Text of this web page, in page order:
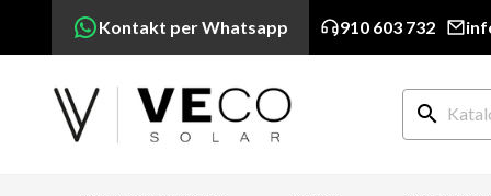
Kontakt per Whatsapp 910 603 732
search